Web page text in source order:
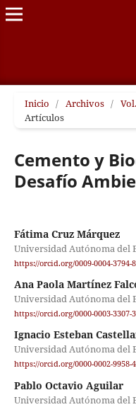
Inicio / Archivos /
Artículos
Cemento y
Desafío
Fátima Cruz Márquez
Universidad Autónoma del
https://orcid.org/0009-0004-3794-
Ana Paola Martínez
Universidad Autónoma del
https://orcid.org/0000-0003-3307-
Ignacio Esteban
Universidad Autónoma del
https://orcid.org/0000-0002-9958-
Pablo Octavio Aguilar
Universidad Autónoma del